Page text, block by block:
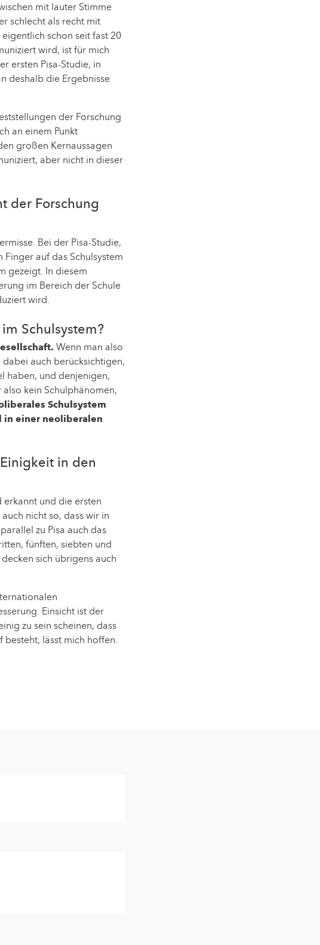
mit lauter Stimme
schlecht als recht mit
schon seit fast 20
wird, ist für mich
ersten Pisa-Studie, in
deshalb die Ergebnisse
der Forschung
an einem Punkt
großen Kernaussagen
aber nicht in dieser
der Forschung
Bei der Pisa-Studie,
auf das Schulsystem
gezeigt. In diesem
im Bereich der Schule
wird.
Schulsystem?
Wenn man also
auch berücksichtigen,
haben, und denjenigen,
kein Schulphänomen,
Schulsystem
in einer neoliberalen
in den
und die ersten
nicht so, dass wir in
zu Pisa auch das
fünften, siebten und
sich übrigens auch
Einsicht ist der
zu sein scheinen, dass
lässt mich hoffen.